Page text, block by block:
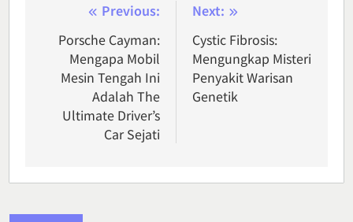
navigation
Previous:
Porsche Cayman:
Mengapa Mobil
Mesin Tengah Ini
Adalah The
Ultimate Driver’s
Car Sejati
Next:
Cystic Fibrosis:
Mengungkap Misteri
Penyakit Warisan
Genetik